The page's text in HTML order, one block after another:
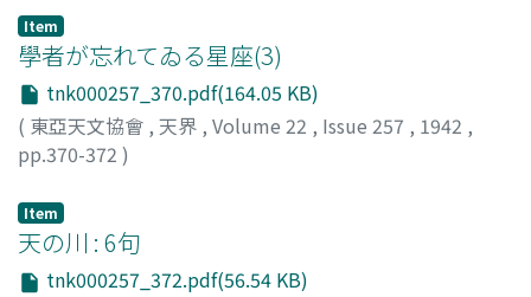
Item
學者が忘れてゐる星座(3)
tnk000257_370.pdf(164.05 KB)
( 東亞天文協會 , 天界 , Volume 22 , Issue 257 , 1942 ,
pp.370-372 )
Item
天の川 : 6句
tnk000257_372.pdf(56.54 KB)